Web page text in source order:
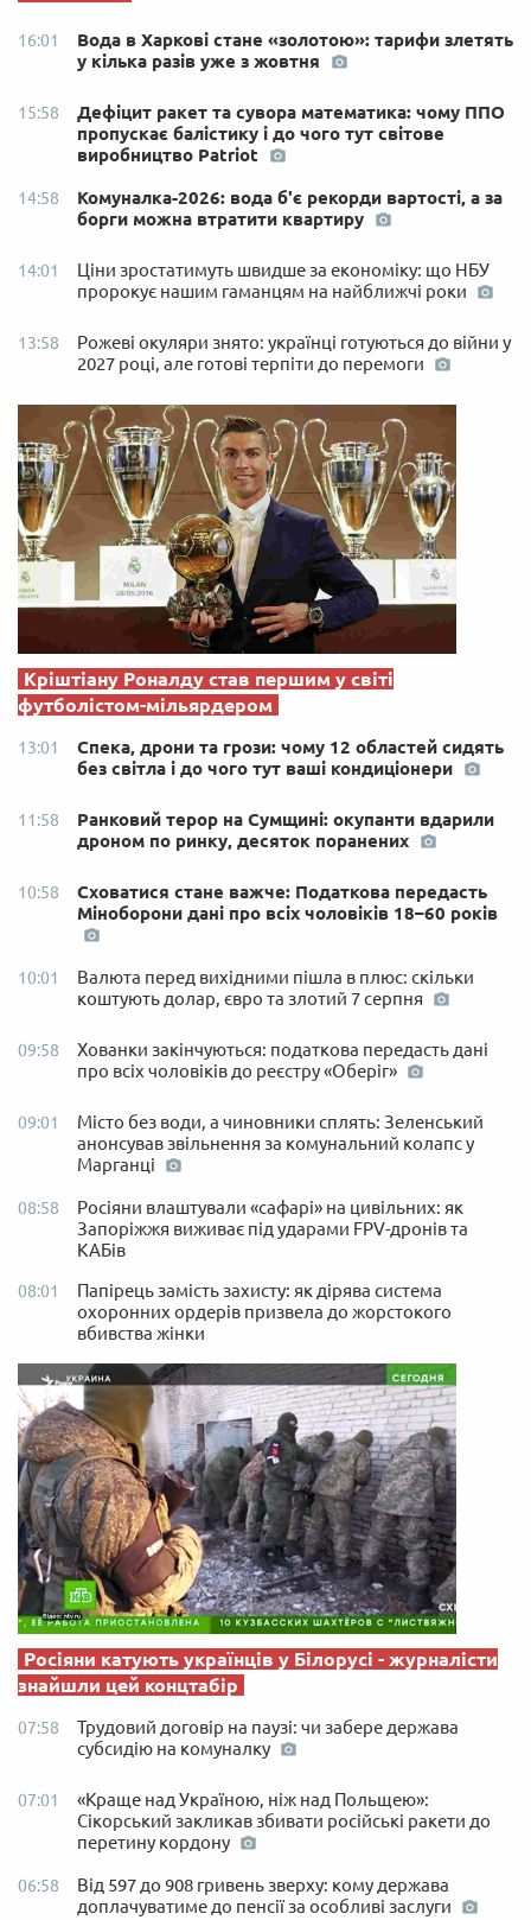
16:01
Вода в Харкові стане «золотою»: тарифи злетять
у кілька разів уже з жовтня
15:58
Дефіцит ракет та сувора математика: чому ППО
пропускає балістику і до чого тут світове
виробництво Patriot
14:58
Комуналка-2026: вода б'є рекорди вартості, а за
борги можна втратити квартиру
14:01
Ціни зростатимуть швидше за економіку: що НБУ
пророкує нашим гаманцям на найближчі роки
13:58
Рожеві окуляри знято: українці готуються до війни у
2027 році, але готові терпіти до перемоги
Кріштіану Роналду став першим у світі
футболістом-мільярдером
13:01
Спека, дрони та грози: чому 12 областей сидять
без світла і до чого тут ваші кондиціонери
11:58
Ранковий терор на Сумщині: окупанти вдарили
дроном по ринку, десяток поранених
10:58
Сховатися стане важче: Податкова передасть
Міноборони дані про всіх чоловіків 18–60 років
10:01
Валюта перед вихідними пішла в плюс: скільки
коштують долар, євро та злотий 7 серпня
09:58
Хованки закінчуються: податкова передасть дані
про всіх чоловіків до реєстру «Оберіг»
09:01
Місто без води, а чиновники сплять: Зеленський
анонсував звільнення за комунальний колапс у
Марганці
08:58
Росіяни влаштували «сафарі» на цивільних: як
Запоріжжя виживає під ударами FPV-дронів та
КАБів
08:01
Папірець замість захисту: як дірява система
охоронних ордерів призвела до жорстокого
вбивства жінки
Росіяни катують українців у Білорусі - журналісти
знайшли цей концтабір
07:58
Трудовий договір на паузі: чи забере держава
субсидію на комуналку
07:01
«Краще над Україною, ніж над Польщею»:
Сікорський закликав збивати російські ракети до
перетину кордону
06:58
Від 597 до 908 гривень зверху: кому держава
доплачуватиме до пенсії за особливі заслуги